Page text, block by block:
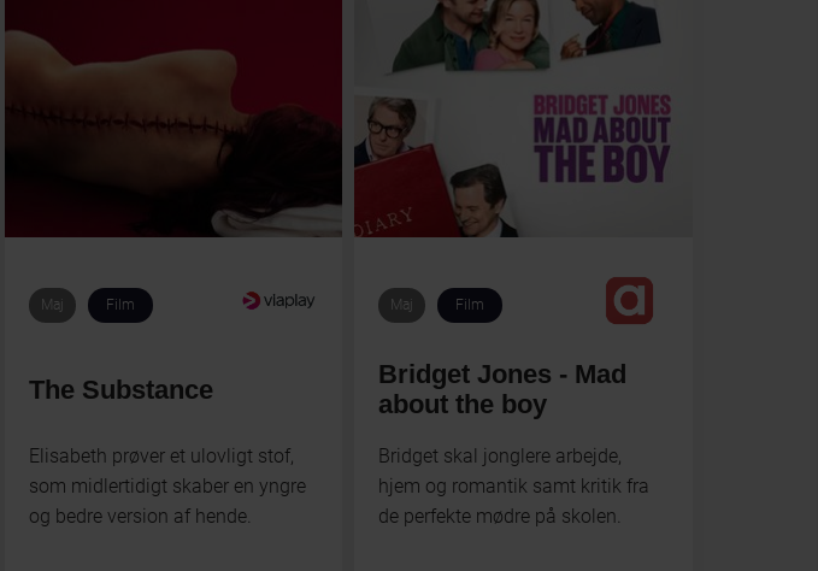
Maj Film
The Substance
Elisabeth prøver et ulovligt stof,
som midlertidigt skaber en yngre
og bedre version af hende.
Maj Film
Bridget Jones - Mad
about the boy
Bridget skal jonglere arbejde,
hjem og romantik samt kritik fra
de perfekte mødre på skolen.